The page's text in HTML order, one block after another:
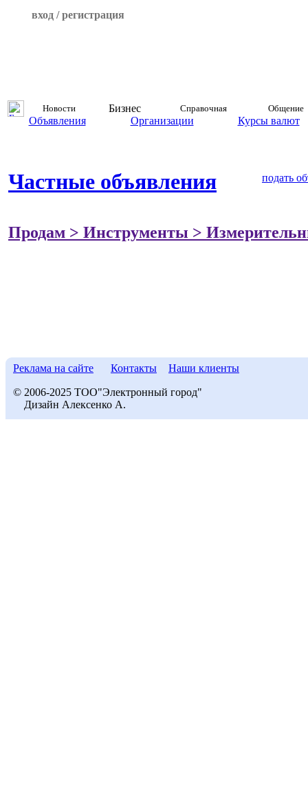
вход / регистрация
Новости Бизнес Справочная Общение
Объявления Организации Курсы валют
Частные объявления подать
Продам > Инструменты >
Реклама на сайте Контакты Наши клиенты
© 2006-2025 ТОО"Электронный город"
Дизайн Алексенко А.